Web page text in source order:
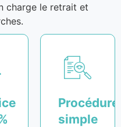
charge le retrait et
Procédure
simple